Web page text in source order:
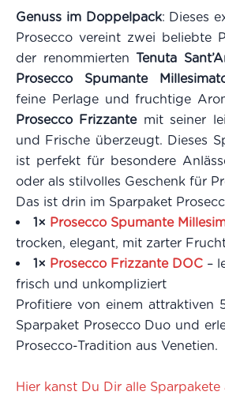
Genuss im Doppelpack: Dieses
Prosecco vereint zwei beliebte
der renommiertenTenuta
Prosecco Spumante
feine Perlage und fruchtige
Prosecco Frizzantemit seiner
und Frische überzeugt. Dieses
ist perfekt für besondere
oder als stilvolles Geschenk für
Das ist drin im Sparpaket
1× Prosecco Spumante
trocken, elegant, mit zarter
1× Prosecco Frizzante DOC –
frisch und unkompliziert
Profitiere von einem attraktiven
Sparpaket Prosecco Duo und
Prosecco-Tradition aus Venetien.
Hier kanst Du Dir alle Sparpakete